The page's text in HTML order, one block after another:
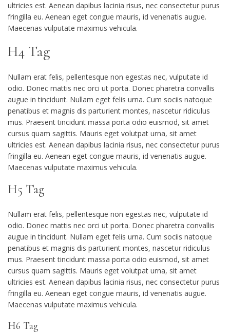
ultricies est. Aenean dapibus lacinia risus, nec consectetur purus
fringilla eu. Aenean eget congue mauris, id venenatis augue.
Maecenas vulputate maximus vehicula.
H4 Tag
Nullam erat felis, pellentesque non egestas nec, vulputate id
odio. Donec mattis nec orci ut porta. Donec pharetra convallis
augue in tincidunt. Nullam eget felis urna. Cum sociis natoque
penatibus et magnis dis parturient montes, nascetur ridiculus
mus. Praesent tincidunt massa porta odio euismod, sit amet
cursus quam sagittis. Mauris eget volutpat urna, sit amet
ultricies est. Aenean dapibus lacinia risus, nec consectetur purus
fringilla eu. Aenean eget congue mauris, id venenatis augue.
Maecenas vulputate maximus vehicula.
H5 Tag
Nullam erat felis, pellentesque non egestas nec, vulputate id
odio. Donec mattis nec orci ut porta. Donec pharetra convallis
augue in tincidunt. Nullam eget felis urna. Cum sociis natoque
penatibus et magnis dis parturient montes, nascetur ridiculus
mus. Praesent tincidunt massa porta odio euismod, sit amet
cursus quam sagittis. Mauris eget volutpat urna, sit amet
ultricies est. Aenean dapibus lacinia risus, nec consectetur purus
fringilla eu. Aenean eget congue mauris, id venenatis augue.
Maecenas vulputate maximus vehicula.
H6 Tag